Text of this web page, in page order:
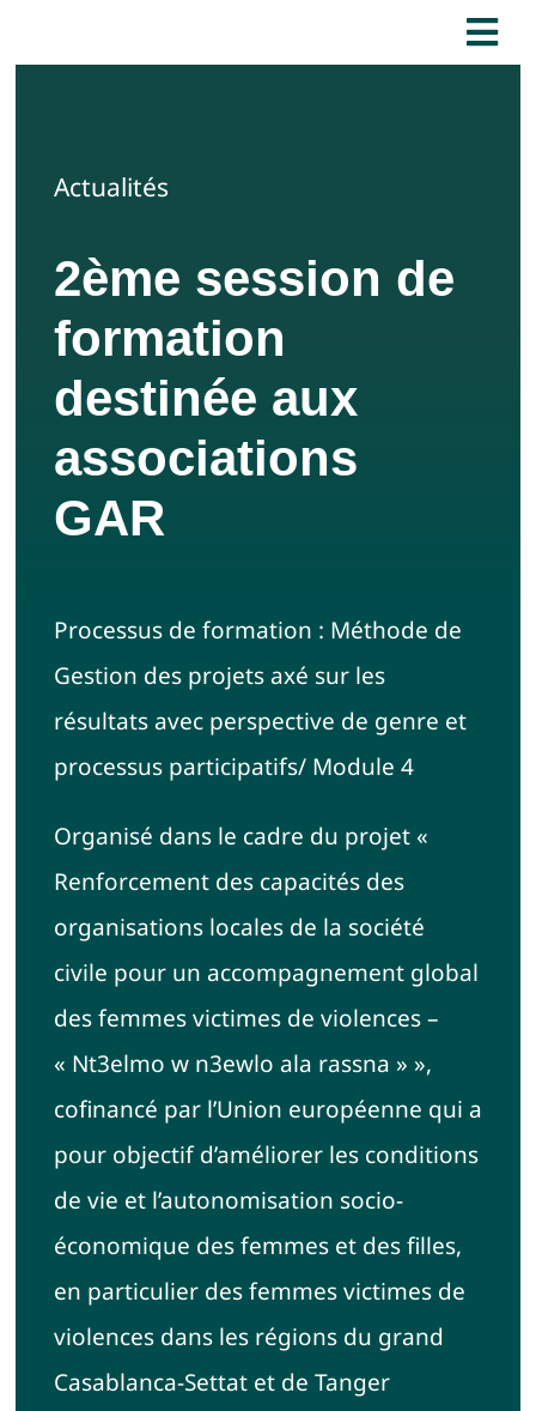
au
Qui sommes-nous ?
Nos interventions
Nos Ressources
J’adhère
Actualités
2ème session de
formation
destinée aux
associations
GAR
Processus de formation : Méthode de
Gestion des projets axé sur les
résultats avec perspective de genre et
processus participatifs/ Module 4
Organisé dans le cadre du projet «
Renforcement des capacités des
organisations locales de la société
civile pour un accompagnement global
des femmes victimes de violences –
« Nt3elmo w n3ewlo ala rassna » »,
cofinancé par l’Union européenne qui a
pour objectif d’améliorer les conditions
de vie et l’autonomisation socio-
économique des femmes et des filles,
en particulier des femmes victimes de
violences dans les régions du grand
Casablanca-Settat et de Tanger